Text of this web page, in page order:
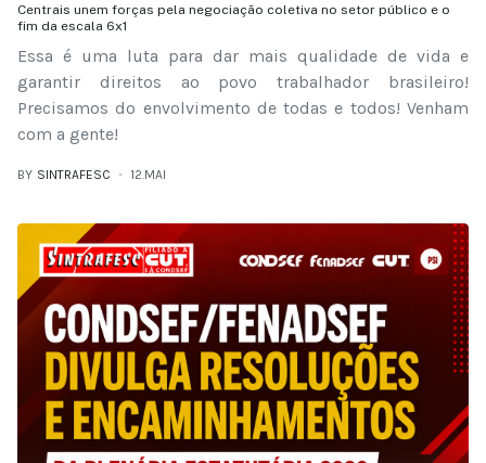
Centrais unem forças pela negociação coletiva no setor público e o
fim da escala 6x1
Essa é uma luta para dar mais qualidade de vida e
garantir direitos ao povo trabalhador brasileiro!
Precisamos do envolvimento de todas e todos! Venham
com a gente!
BY SINTRAFESC 12.MAI